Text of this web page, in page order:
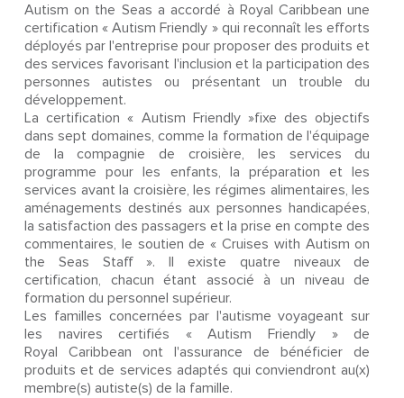
Autism on the Seas a accordé à Royal Caribbean une
certification « Autism Friendly » qui reconnaît les efforts
déployés par l'entreprise pour proposer des produits et
des services favorisant l'inclusion et la participation des
personnes autistes ou présentant un trouble du
développement.
La certification « Autism Friendly »fixe des objectifs
dans sept domaines, comme la formation de l'équipage
de la compagnie de croisière, les services du
programme pour les enfants, la préparation et les
services avant la croisière, les régimes alimentaires, les
aménagements destinés aux personnes handicapées,
la satisfaction des passagers et la prise en compte des
commentaires, le soutien de « Cruises with Autism on
the Seas Staff ». Il existe quatre niveaux de
certification, chacun étant associé à un niveau de
formation du personnel supérieur.
Les familles concernées par l'autisme voyageant sur
les navires certifiés « Autism Friendly » de
Royal Caribbean ont l'assurance de bénéficier de
produits et de services adaptés qui conviendront au(x)
membre(s) autiste(s) de la famille.